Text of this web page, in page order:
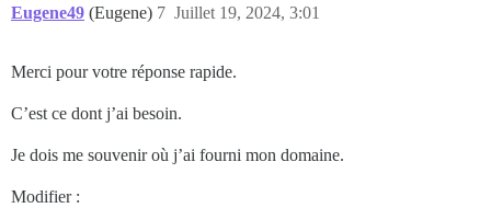
Eugene49 (Eugene) Juillet 19, 2024, 3:01
7
Merci pour votre réponse rapide.
C’est ce dont j’ai besoin.
Je dois me souvenir où j’ai fourni mon domaine.
Modifier :